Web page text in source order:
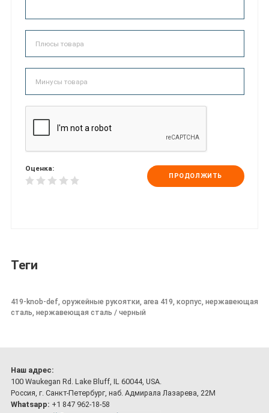
Оценка:
ПРОДОЛЖИТЬ
Теги
419-knob-def, оружейные рукоятки, area 419, корпус, нержавеющая
сталь, нержавеющая сталь / черный
Наш адрес:
100 Waukegan Rd. Lake Bluff, IL 60044, USA.
Россия, г. Санкт-Петербург, наб. Адмирала Лазарева, 22М
Whatsapp: +1 847 962-18-58